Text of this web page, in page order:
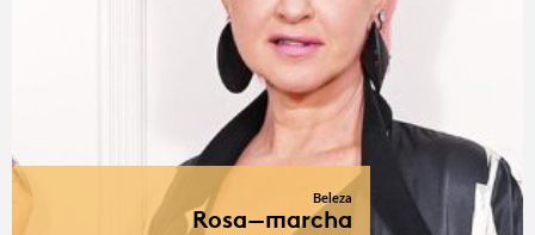
Beleza
Rosa-marcha